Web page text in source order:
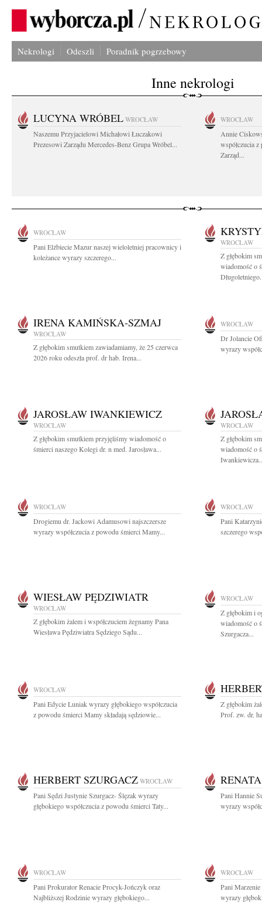
Nekrologi Odeszli Poradnik pogrzebowy
Inne nekrologi
LUCYNA WRÓBEL WROCŁAW
Naszemu Przyjacielowi Michałowi Łuczakowi
Prezesowi Zarządu Mercedes-Benz Grupa Wróbel...
WROCŁAW
Annie
współczucia
Zarząd...
WROCŁAW
Pani Elżbiecie Mazur naszej wieloletniej pracownicy i
koleżance wyrazy szczerego...
WROCŁAW
Z głębokim
wiadomość o
IRENA KAMIŃSKA-SZMAJ
WROCŁAW
Z głębokim smutkiem zawiadamiamy, że 25 czerwca
2026 roku odeszła prof. dr hab. Irena...
WROCŁAW
Dr Jolancie
wyrazy
JAROSŁAW IWANKIEWICZ
WROCŁAW
Z głębokim smutkiem przyjęliśmy wiadomość o
śmierci naszego Kolegi dr. n med. Jarosława...
WROCŁAW
Z głębokim
wiadomość o
WROCŁAW
Drogiemu dr. Jackowi Adamusowi najszczersze
wyrazy współczucia z powodu śmierci Mamy...
WROCŁAW
Pani
szczerego
WIESŁAW PĘDZIWIATR
WROCŁAW
Z głębokim żalem i współczuciem żegnamy Pana
Wiesława Pędziwiatra Sędziego Sądu...
WROCŁAW
Z głębokim i
wiadomość o
Szurgacza...
WROCŁAW
Pani Edycie Luniak wyrazy głębokiego współczucia
z powodu śmierci Mamy składają sędziowie...
Z głębokim
Prof. zw. dr.
HERBERT SZURGACZ WROCŁAW
Pani Sędzi Justynie Szurgacz- Ślęzak wyrazy
głębokiego współczucia z powodu śmierci Taty...
Pani Hannie
wyrazy
WROCŁAW
Pani Prokurator Renacie Procyk-Jończyk oraz
Najbliższej Rodzinie wyrazy głębokiego...
WROCŁAW
Pani
wyrazy